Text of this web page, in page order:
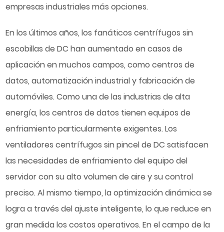
empresas industriales más opciones.
En los últimos años, los fanáticos centrífugos sin
escobillas de DC han aumentado en casos de
aplicación en muchos campos, como centros de
datos, automatización industrial y fabricación de
automóviles. Como una de las industrias de alta
energía, los centros de datos tienen equipos de
enfriamiento particularmente exigentes. Los
ventiladores centrífugos sin pincel de DC satisfacen
las necesidades de enfriamiento del equipo del
servidor con su alto volumen de aire y su control
preciso. Al mismo tiempo, la optimización dinámica se
logra a través del ajuste inteligente, lo que reduce en
gran medida los costos operativos. En el campo de la